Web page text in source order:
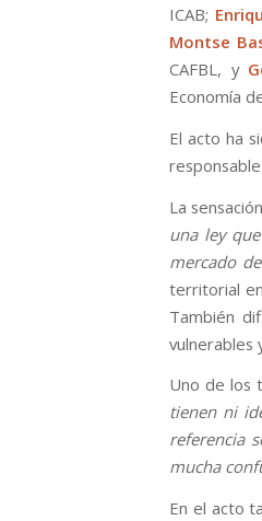
ICAB;
Montse
CAFBL, y
Economía
El acto ha
La
una ley
mercado
territorial
También
vulnerables
Uno de los
tienen ni
referencia
mucha
En el acto